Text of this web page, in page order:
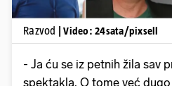
Razvod | Video: 24sata/pixsell
- Ja ću se iz petnih žila sav
spektakla. O tome već